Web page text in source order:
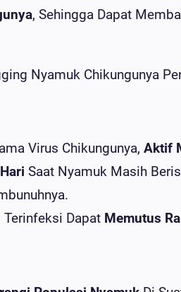
, Sehingga Dapat
Nyamuk Chikungunya
Virus Chikungunya, Aktif
Saat Nyamuk Masih
Terinfeksi Dapat Memutus